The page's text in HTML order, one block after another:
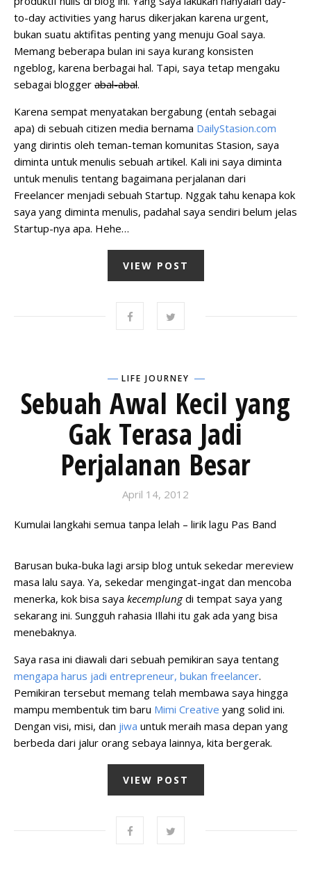
to-day activities yang harus dikerjakan karena urgent,
bukan suatu aktifitas penting yang menuju Goal saya.
Memang beberapa bulan ini saya kurang konsisten
ngeblog, karena berbagai hal. Tapi, saya tetap mengaku
sebagai blogger abal-abal.
Karena sempat menyatakan bergabung (entah sebagai
apa) di sebuah citizen media bernama DailyStasion.com
yang dirintis oleh teman-teman komunitas Stasion, saya
diminta untuk menulis sebuah artikel. Kali ini saya diminta
untuk menulis tentang bagaimana perjalanan dari
Freelancer menjadi sebuah Startup. Nggak tahu kenapa kok
saya yang diminta menulis, padahal saya sendiri belum jelas
Startup-nya apa. Hehe…
VIEW POST
LIFE JOURNEY
Sebuah Awal Kecil yang
Gak Terasa Jadi
Perjalanan Besar
April 14, 2012
Kumulai langkahi semua tanpa lelah – lirik lagu Pas Band
Barusan buka-buka lagi arsip blog untuk sekedar mereview
masa lalu saya. Ya, sekedar mengingat-ingat dan mencoba
menerka, kok bisa saya kecemplungdi tempat saya yang
sekarang ini. Sungguh rahasia Illahi itu gak ada yang bisa
menebaknya.
Saya rasa ini diawali dari sebuah pemikiran saya tentang
mengapa harus jadi entrepreneur, bukan freelancer.
Pemikiran tersebut memang telah membawa saya hingga
mampu membentuk tim baru Mimi Creative yang solid ini.
Dengan visi, misi, dan jiwa untuk meraih masa depan yang
berbeda dari jalur orang sebaya lainnya, kita bergerak.
VIEW POST